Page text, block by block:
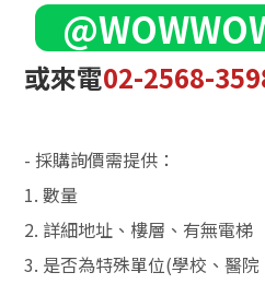
或來電02-2568-
- 採購詢價需提供：
1. 數量
2. 詳細地址、樓層、有無電梯
3. 是否為特殊單位(學校、醫